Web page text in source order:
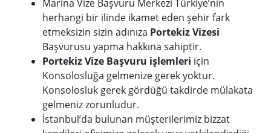
Marina Vize Başvuru Merkezi Türkiye’nin
herhangi bir ilinde ikamet eden şehir fark
etmeksizin sizin adınıza Portekiz Vizesi
Başvurusu yapma hakkına sahiptir.
Portekiz Vize Başvuru işlemleri için
Konsolosluğa gelmenize gerek yoktur.
Konsolosluk gerek gördüğü takdirde mülakata
gelmeniz zorunludur.
İstanbul’da bulunan müşterilerimiz bizzat